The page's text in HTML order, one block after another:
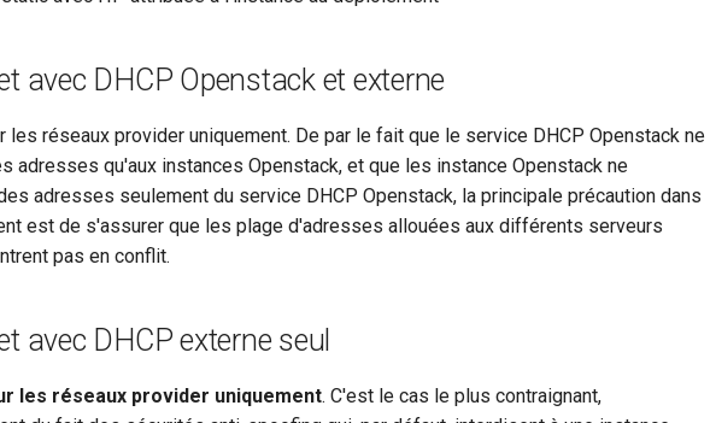
avec DHCP Openstack et externe
les réseaux provider uniquement. De par le fait que le service DHCP Openstack ne
adresses qu'aux instances Openstack, et que les instance Openstack ne
adresses seulement du service DHCP Openstack, la principale précaution dans
est de s'assurer que les plage d'adresses allouées aux différents serveurs
pas en conflit.
avec DHCP externe seul
les réseaux provider uniquement. C'est le cas le plus contraignant,